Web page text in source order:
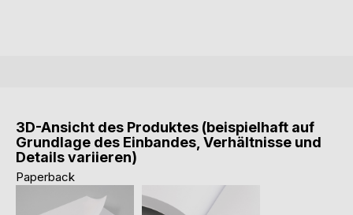
3D-Ansicht des Produktes (beispielhaft auf
Grundlage des Einbandes, Verhältnisse und
Details variieren)
Paperback